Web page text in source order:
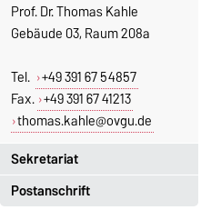
Prof. Dr. Thomas Kahle
Gebäude 03, Raum 208a
Tel. +49 391 67 54857
Fax. +49 391 67 41213
thomas.kahle@ovgu.de
Sekretariat
Jeannette Polte
Postanschrift